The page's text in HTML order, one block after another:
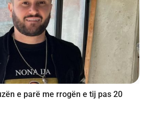
e parë me rrogën e tij pas 20